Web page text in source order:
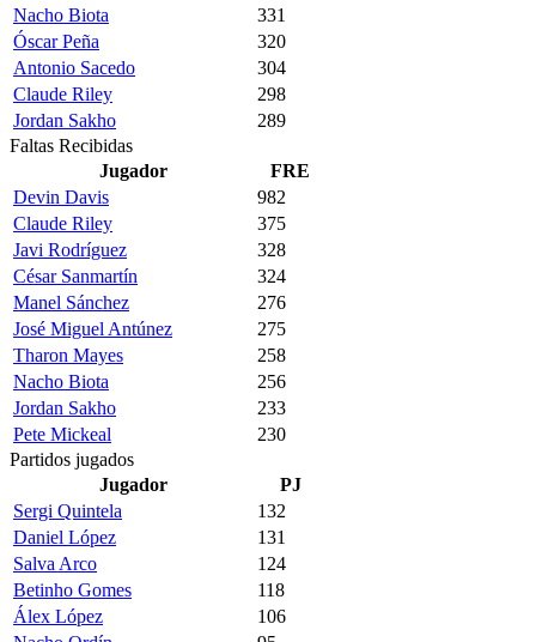
Nacho Biota
331
Óscar Peña
320
Antonio Sacedo
304
Claude Riley
298
Jordan Sakho
289
Faltas Recibidas
Jugador
FRE
Devin Davis
982
Claude Riley
375
Javi Rodríguez
328
César Sanmartín
324
Manel Sánchez
276
José Miguel Antúnez
275
Tharon Mayes
258
Nacho Biota
256
Jordan Sakho
233
Pete Mickeal
230
Partidos jugados
Jugador
PJ
Sergi Quintela
132
Daniel López
131
Salva Arco
124
Betinho Gomes
118
Álex López
106